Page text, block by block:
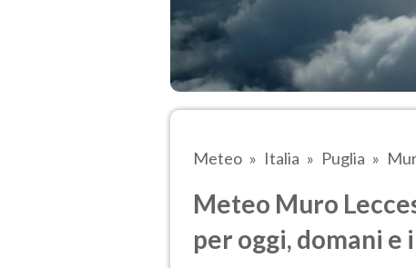
Meteo Italia Puglia
Meteo Muro
per oggi, domani e